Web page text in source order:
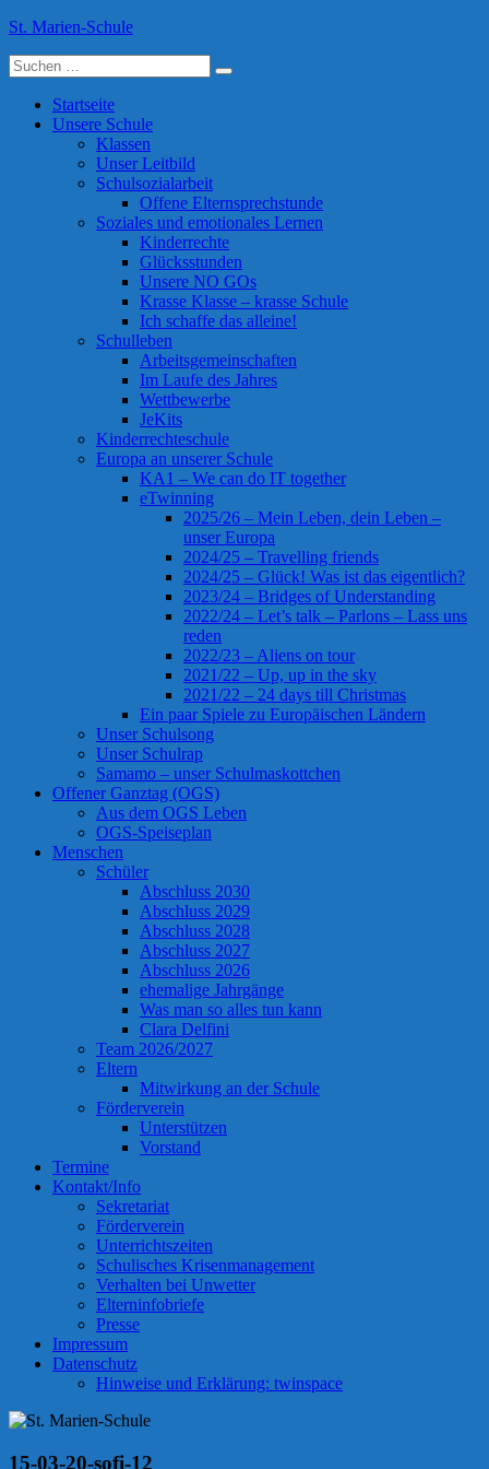
Skip
content
St. Marien-Schule
Katholische Grundschule in Moers
Suche
nach:
Startseite
Unsere Schule
Klassen
Unser Leitbild
Schulsozialarbeit
Offene Elternsprechstunde
Soziales und emotionales Lernen
Kinderrechte
Glücksstunden
Unsere NO GOs
Krasse Klasse – krasse Schule
Ich schaffe das alleine!
Schulleben
Arbeitsgemeinschaften
Im Laufe des Jahres
Wettbewerbe
JeKits
Kinderrechteschule
Europa an unserer Schule
KA1 – We can do IT together
eTwinning
2025/26 – Mein Leben, dein Leben –
unser Europa
2024/25 – Travelling friends
2024/25 – Glück! Was ist das eigentlich?
2023/24 – Bridges of Understanding
2022/24 – Let’s talk – Parlons – Lass uns
reden
2022/23 – Aliens on tour
2021/22 – Up, up in the sky
2021/22 – 24 days till Christmas
Ein paar Spiele zu Europäischen Ländern
Unser Schulsong
Unser Schulrap
Samamo – unser Schulmaskottchen
Offener Ganztag (OGS)
Aus dem OGS Leben
OGS-Speiseplan
Menschen
Schüler
Abschluss 2030
Abschluss 2029
Abschluss 2028
Abschluss 2027
Abschluss 2026
ehemalige Jahrgänge
Was man so alles tun kann
Clara Delfini
Team 2026/2027
Eltern
Mitwirkung an der Schule
Förderverein
Unterstützen
Vorstand
Termine
Kontakt/Info
Sekretariat
Förderverein
Unterrichtszeiten
Schulisches Krisenmanagement
Verhalten bei Unwetter
Elterninfobriefe
Presse
Impressum
Datenschutz
Hinweise und Erklärung: twinspace
15-03-20-sofi-12